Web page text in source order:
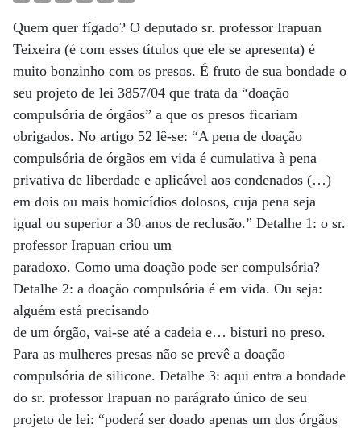
Quem quer fígado? O deputado sr. professor Irapuan
Teixeira (é com esses títulos que ele se apresenta) é
muito bonzinho com os presos. É fruto de sua bondade o
seu projeto de lei 3857/04 que trata da “doação
compulsória de órgãos” a que os presos ficariam
obrigados. No artigo 52 lê-se: “A pena de doação
compulsória de órgãos em vida é cumulativa à pena
privativa de liberdade e aplicável aos condenados (…)
em dois ou mais homicídios dolosos, cuja pena seja
igual ou superior a 30 anos de reclusão.” Detalhe 1: o sr.
professor Irapuan criou um
paradoxo. Como uma doação pode ser compulsória?
Detalhe 2: a doação compulsória é em vida. Ou seja:
alguém está precisando
de um órgão, vai-se até a cadeia e… bisturi no preso.
Para as mulheres presas não se prevê a doação
compulsória de silicone. Detalhe 3: aqui entra a bondade
do sr. professor Irapuan no parágrafo único de seu
projeto de lei: “poderá ser doado apenas um dos órgãos